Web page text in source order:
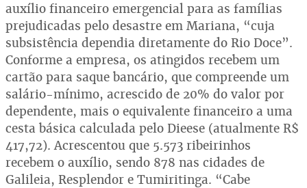
auxílio financeiro emergencial para as famílias
prejudicadas pelo desastre em Mariana, “cuja
subsistência dependia diretamente do Rio Doce”.
Conforme a empresa, os atingidos recebem um
cartão para saque bancário, que compreende um
salário-mínimo, acrescido de 20% do valor por
dependente, mais o equivalente financeiro a uma
cesta básica calculada pelo Dieese (atualmente R$
417,72). Acrescentou que 5.573 ribeirinhos
recebem o auxílio, sendo 878 nas cidades de
Galileia, Resplendor e Tumiritinga. “Cabe